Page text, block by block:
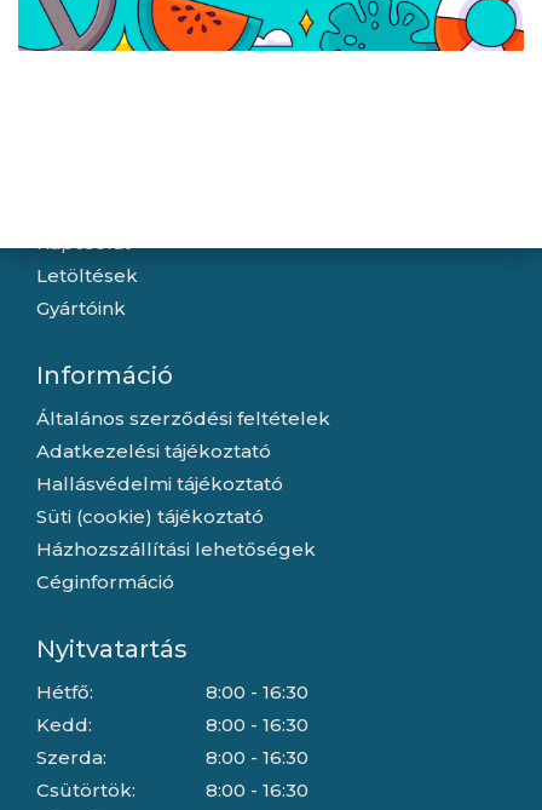
Kapcsolat
Letöltések
Gyártóink
Információ
Általános szerződési feltételek
Adatkezelési tájékoztató
Hallásvédelmi tájékoztató
Süti (cookie) tájékoztató
Házhozszállítási lehetőségek
Céginformáció
Nyitvatartás
Hétfő:
Kedd:
Szerda:
Csütörtök:
8:00 - 16:30
8:00 - 16:30
8:00 - 16:30
8:00 - 16:30